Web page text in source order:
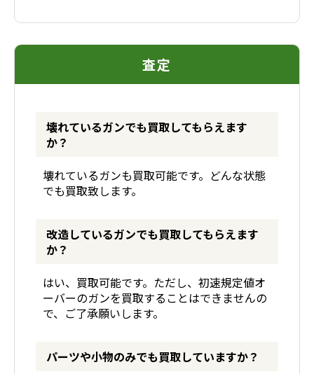
査定
壊れているガンでも買取してもらえます
か？
壊れているガンも買取可能です。どんな状態
でも買取致します。
改造しているガンでも買取してもらえます
か？
はい、買取可能です。ただし、初速規定値オ
ーバーのガンを買取することはできませんの
で、ご了承願いします。
パーツや小物のみでも買取していますか？